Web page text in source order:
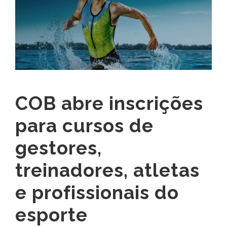
COB abre inscrições
para cursos de
gestores,
treinadores, atletas
e profissionais do
esporte